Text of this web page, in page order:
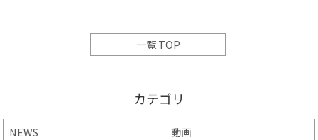
一覧 TOP
カテゴリ
NEWS 動画